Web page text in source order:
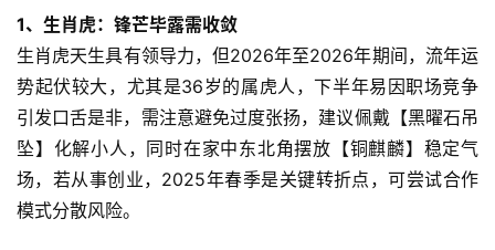
1、生肖虎：锋芒毕露需收敛
生肖虎天生具有领导力，但2026年至2026年期间，流年运
势起伏较大，尤其是36岁的属虎人，下半年易因职场竞争
引发口舌是非，需注意避免过度张扬，建议佩戴【黑曜石吊
坠】化解小人，同时在家中东北角摆放【铜麒麟】稳定气
场，若从事创业，2025年春季是关键转折点，可尝试合作
模式分散风险。